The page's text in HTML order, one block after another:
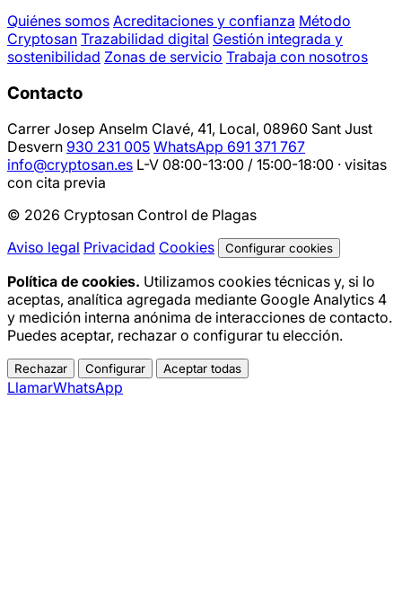
Quiénes somos Acreditaciones y confianza Método
Cryptosan Trazabilidad digital Gestión integrada y
sostenibilidad Zonas de servicio Trabaja con nosotros
Contacto
Carrer Josep Anselm Clavé, 41, Local, 08960 Sant Just
Desvern 930 231 005 WhatsApp 691 371 767
info@cryptosan.es L-V 08:00-13:00 / 15:00-18:00 · visitas
con cita previa
© 2026 Cryptosan Control de Plagas
Aviso legal Privacidad Cookies Configurar cookies
Política de cookies. Utilizamos cookies técnicas y, si lo
aceptas, analítica agregada mediante Google Analytics 4
y medición interna anónima de interacciones de contacto.
Puedes aceptar, rechazar o configurar tu elección.
Rechazar Configurar Aceptar todas
LlamarWhatsApp